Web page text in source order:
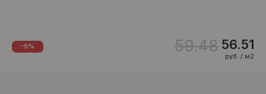
-5% 59.48 56.51
руб. / м2